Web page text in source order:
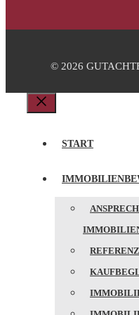
© 2026
Schließen
START